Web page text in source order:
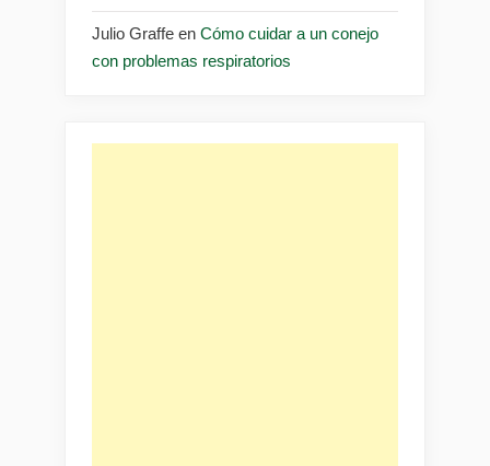
Julio Graffe en Cómo cuidar a un conejo
con problemas respiratorios